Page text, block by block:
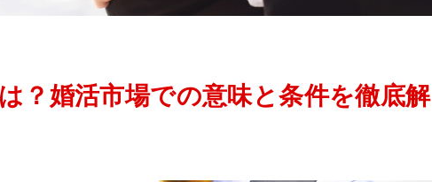
？婚活市場での意味と条件を徹底解